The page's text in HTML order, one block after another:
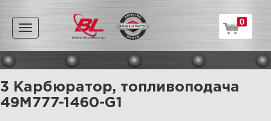
Toggle
navigation
0
3 Карбюратор, топливоподача
49M777-1460-G1